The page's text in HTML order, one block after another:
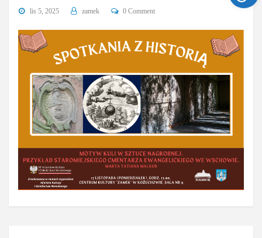
lis 5, 2025 zamek 0 Comment